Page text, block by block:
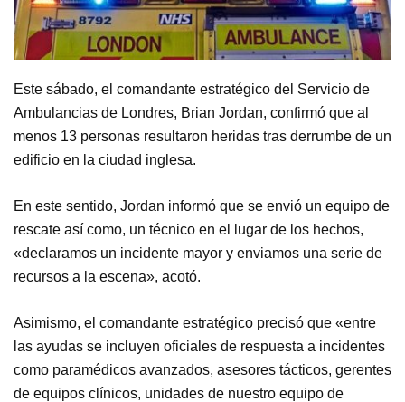
Este sábado, el comandante estratégico del Servicio de
Ambulancias de Londres, Brian Jordan, confirmó que al
menos 13 personas resultaron heridas tras derrumbe de un
edificio en la ciudad inglesa.
En este sentido, Jordan informó que se envió un equipo de
rescate así como, un técnico en el lugar de los hechos,
«declaramos un incidente mayor y enviamos una serie de
recursos a la escena», acotó.
Asimismo, el comandante estratégico precisó que «entre
las ayudas se incluyen oficiales de respuesta a incidentes
como paramédicos avanzados, asesores tácticos, gerentes
de equipos clínicos, unidades de nuestro equipo de